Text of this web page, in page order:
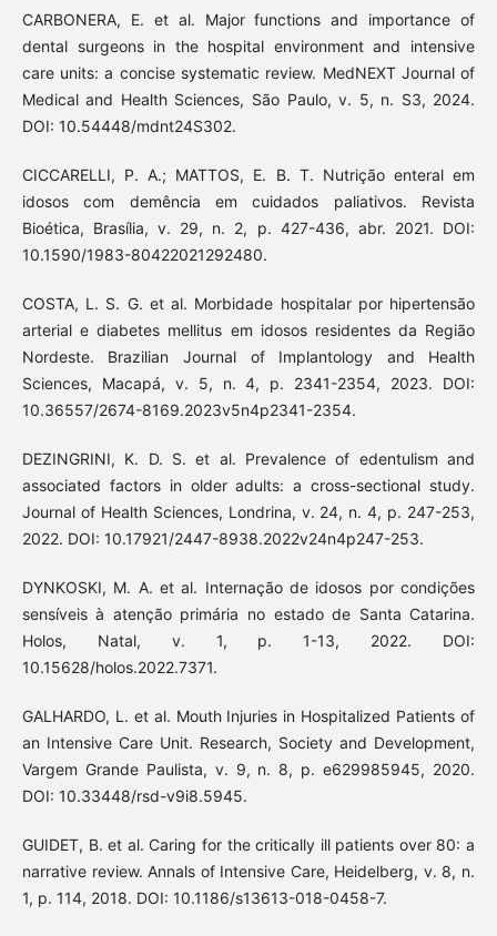
CARBONERA, E. et al. Major functions and importance of
dental surgeons in the hospital environment and intensive
care units: a concise systematic review. MedNEXT Journal of
Medical and Health Sciences, São Paulo, v. 5, n. S3, 2024.
DOI: 10.54448/mdnt24S302.
CICCARELLI, P. A.; MATTOS, E. B. T. Nutrição enteral em
idosos com demência em cuidados paliativos. Revista
Bioética, Brasília, v. 29, n. 2, p. 427-436, abr. 2021. DOI:
10.1590/1983-80422021292480.
COSTA, L. S. G. et al. Morbidade hospitalar por hipertensão
arterial e diabetes mellitus em idosos residentes da Região
Nordeste. Brazilian Journal of Implantology and Health
Sciences, Macapá, v. 5, n. 4, p. 2341-2354, 2023. DOI:
10.36557/2674-8169.2023v5n4p2341-2354.
DEZINGRINI, K. D. S. et al. Prevalence of edentulism and
associated factors in older adults: a cross-sectional study.
Journal of Health Sciences, Londrina, v. 24, n. 4, p. 247-253,
2022. DOI: 10.17921/2447-8938.2022v24n4p247-253.
DYNKOSKI, M. A. et al. Internação de idosos por condições
sensíveis à atenção primária no estado de Santa Catarina.
Holos, Natal, v. 1, p. 1-13, 2022. DOI:
10.15628/holos.2022.7371.
GALHARDO, L. et al. Mouth Injuries in Hospitalized Patients of
an Intensive Care Unit. Research, Society and Development,
Vargem Grande Paulista, v. 9, n. 8, p. e629985945, 2020.
DOI: 10.33448/rsd-v9i8.5945.
GUIDET, B. et al. Caring for the critically ill patients over 80: a
narrative review. Annals of Intensive Care, Heidelberg, v. 8, n.
1, p. 114, 2018. DOI: 10.1186/s13613-018-0458-7.